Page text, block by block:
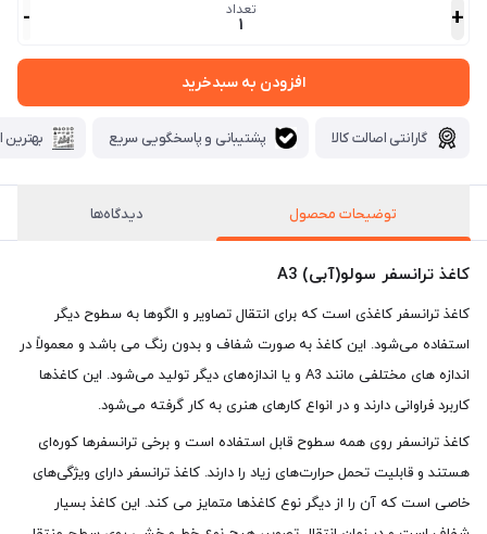
+ تعداد
1
-
افزودن به سبدخرید
گارانتی اصالت کالا پشتیبانی و پاسخگویی سریع بهترین
توضیحات محصول دیدگاه‌ها
کاغذ ترانسفر سولو(آبی) A3
کاغذ ترانسفر کاغذی است که برای انتقال تصاویر و الگوها به سطوح دیگر
استفاده می‌شود. این کاغذ به صورت شفاف و بدون رنگ می باشد و معمولاً در
اندازه های مختلفی مانند A3 و یا اندازه‌های دیگر تولید می‌شود. این کاغذها
کاربرد فراوانی دارند و در انواع کارهای هنری به کار گرفته می‌شود.
کاغذ ترانسفر روی همه سطوح قابل استفاده است و برخی ترانسفرها کوره‌ای
هستند و قابلیت تحمل حرارت‌های زیاد را دارند. کاغذ ترانسفر دارای ویژگی‌های
خاصی است که آن را از دیگر نوع کاغذها متمایز می کند. این کاغذ بسیار